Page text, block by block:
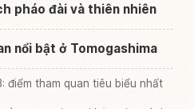
pháo đài và thiên nhiên
nổi bật ở Tomogashima
điểm tham quan tiêu biểu nhất